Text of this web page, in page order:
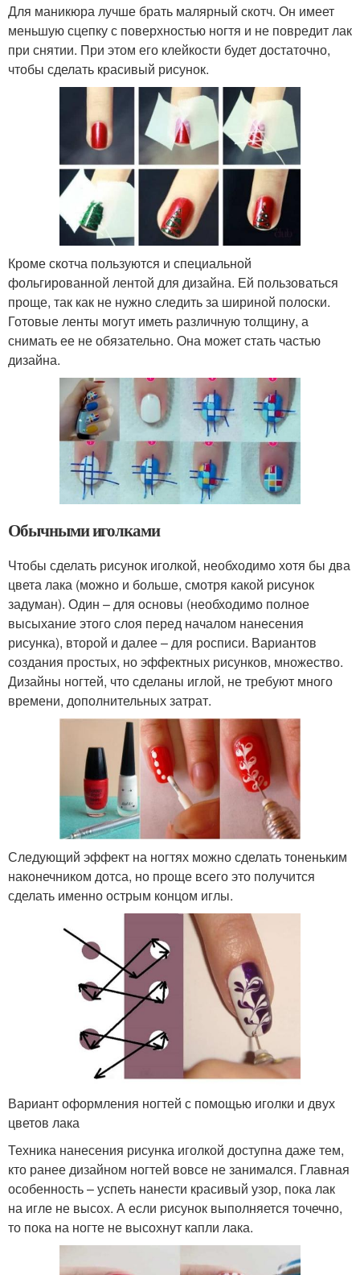
Для маникюра лучше брать малярный скотч. Он имеет
меньшую сцепку с поверхностью ногтя и не повредит лак
при снятии. При этом его клейкости будет достаточно,
чтобы сделать красивый рисунок.
Кроме скотча пользуются и специальной
фольгированной лентой для дизайна. Ей пользоваться
проще, так как не нужно следить за шириной полоски.
Готовые ленты могут иметь различную толщину, а
снимать ее не обязательно. Она может стать частью
дизайна.
Обычными иголками
Чтобы сделать рисунок иголкой, необходимо хотя бы два
цвета лака (можно и больше, смотря какой рисунок
задуман). Один – для основы (необходимо полное
высыхание этого слоя перед началом нанесения
рисунка), второй и далее – для росписи. Вариантов
создания простых, но эффектных рисунков, множество.
Дизайны ногтей, что сделаны иглой, не требуют много
времени, дополнительных затрат.
Следующий эффект на ногтях можно сделать тоненьким
наконечником дотса, но проще всего это получится
сделать именно острым концом иглы.
Вариант оформления ногтей с помощью иголки и двух
цветов лака
Техника нанесения рисунка иголкой доступна даже тем,
кто ранее дизайном ногтей вовсе не занимался. Главная
особенность – успеть нанести красивый узор, пока лак
на игле не высох. А если рисунок выполняется точечно,
то пока на ногте не высохнут капли лака.